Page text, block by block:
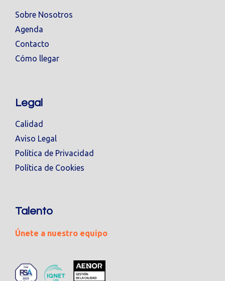
Sobre Nosotros
Agenda
Contacto
Cómo llegar
Legal
Calidad
Aviso Legal
Política de Privacidad
Política de Cookies
Talento
Únete a nuestro equipo